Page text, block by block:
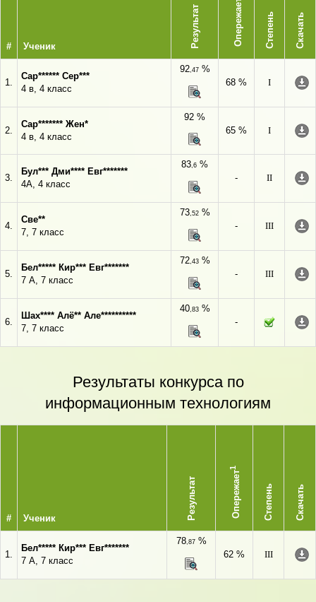
# Ученик Результат Опережает Степень Скачать
1.
Сар****** Сер***
4 в, 4 класс
92,47%
68 %
I
2.
Сар******* Жен*
4 в, 4 класс
92 %
65 %
I
3.
Бул*** Дми**** Евг*******
4А, 4 класс
83,6 %
-
II
4.
Све**
7, 7 класс
73,52%
-
III
5.
Бел***** Кир*** Евг*******
7 А, 7 класс
72,43%
-
III
6.
Шах**** Алё** Але**********
7, 7 класс
40,83%
-
Результаты конкурса по
информационным технологиям
# Ученик Результат Опережает
1
Степень Скачать
1.
Бел***** Кир*** Евг*******
7 А, 7 класс
78,87%
62 %
III